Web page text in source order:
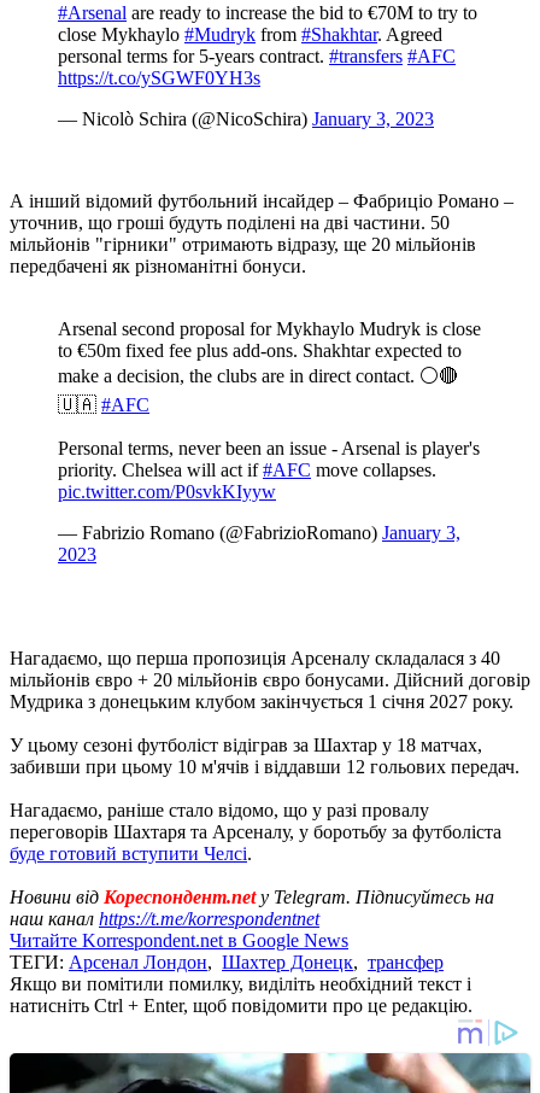
#Arsenal are ready to increase the bid to €70M to try to
close Mykhaylo #Mudryk from #Shakhtar. Agreed
personal terms for 5-years contract. #transfers #AFC
https://t.co/ySGWF0YH3s
— Nicolò Schira (@NicoSchira) January 3, 2023
А інший відомий футбольний інсайдер – Фабриціо Романо –
уточнив, що гроші будуть поділені на дві частини. 50
мільйонів "гірники" отримають відразу, ще 20 мільйонів
передбачені як різноманітні бонуси.
Arsenal second proposal for Mykhaylo Mudryk is close
to €50m fixed fee plus add-ons. Shakhtar expected to
make a decision, the clubs are in direct contact. ⚪️🔴
🇺🇦 #AFC
Personal terms, never been an issue - Arsenal is player's
priority. Chelsea will act if#AFC move collapses.
pic.twitter.com/P0svkKIyyw
— Fabrizio Romano (@FabrizioRomano) January 3,
2023
Нагадаємо, що перша пропозиція Арсеналу складалася з 40
мільйонів євро + 20 мільйонів євро бонусами. Дійсний договір
Мудрика з донецьким клубом закінчується 1 січня 2027 року.
У цьому сезоні футболіст відіграв за Шахтар у 18 матчах,
забивши при цьому 10 м'ячів і віддавши 12 гольових передач.
Нагадаємо, раніше стало відомо, що у разі провалу
переговорів Шахтаря та Арсеналу, у боротьбу за футболіста
буде готовий вступити Челсі.
Новини від Кореспондент.netу Telegram. Підписуйтесь на
наш канал https://t.me/korrespondentnet
Читайте Korrespondent.net в Google News
ТЕГИ: Арсенал Лондон, Шахтер Донецк, трансфер
Якщо ви помітили помилку, виділіть необхідний текст і
натисніть Ctrl + Enter, щоб повідомити про це редакцію.